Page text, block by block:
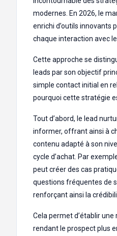
modernes. En 2026, le
enrichi d’outils innovants
chaque interaction avec
Cette approche se
leads par son objectif
simple contact initial en
pourquoi cette stratégie
Tout d’abord, le lead
informer, offrant ainsi à
contenu adapté à son
cycle d’achat. Par
peut créer des cas
questions fréquentes de
renforçant ainsi la
Cela permet d’établir
rendant le prospect plus